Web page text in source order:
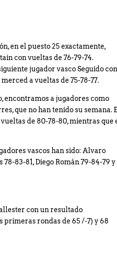
en el puesto 25 exactamente,
con vueltas de 76-79-74.
jugador vasco Seguido con
a vueltas de 75-78-77.
encontramos a jugadores como
que no han tenido su semana.
de 80-78-80, mientras que
vascos han sido: Alvaro
78-83-81, Diego Román 79-84-79 y
con un resultado
primeras rondas de 65 /-7) y 68